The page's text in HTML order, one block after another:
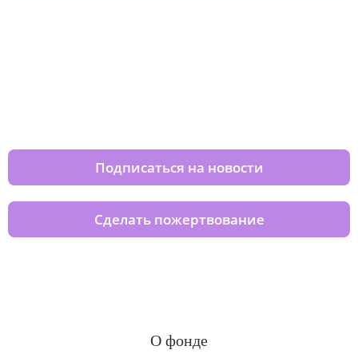
Подписаться на новости
Сделать пожертвование
О фонде